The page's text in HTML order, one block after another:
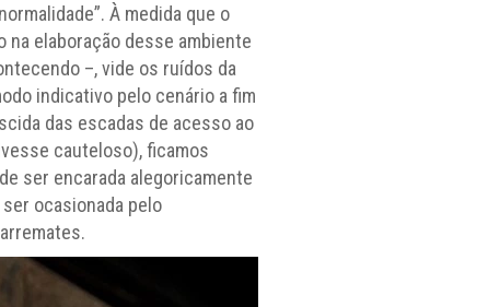
À medida que o
na elaboração desse ambiente
–, vide os ruídos da
indicativo pelo cenário a fim
das escadas de acesso ao
cauteloso), ficamos
ser encarada alegoricamente
ocasionada pelo